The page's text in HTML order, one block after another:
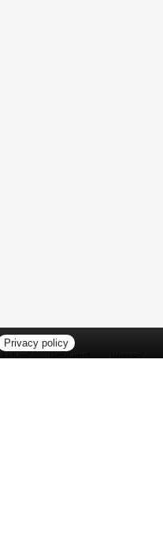
Aktion Notdienst Wissen
Privacy policy